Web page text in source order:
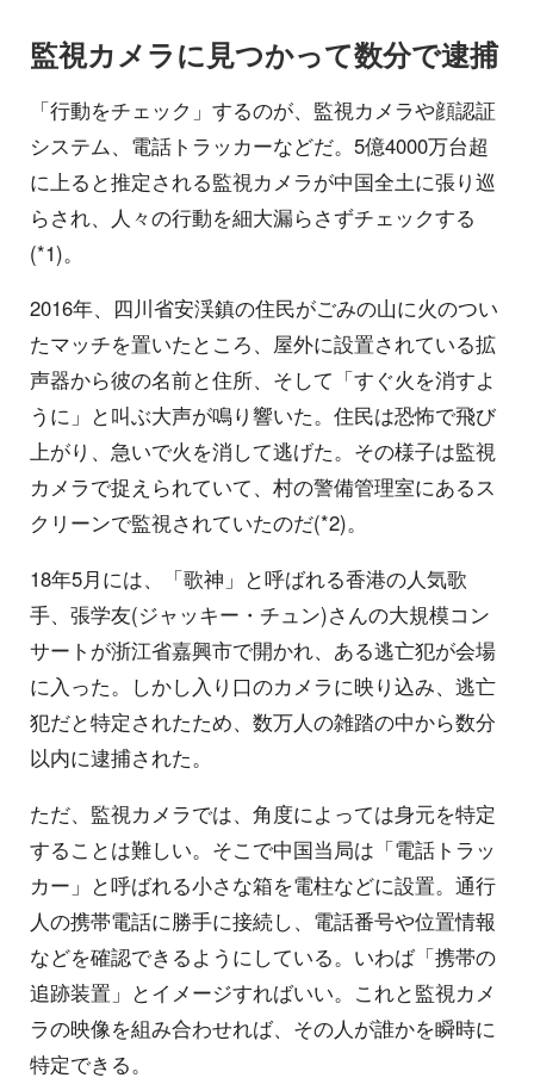
監視カメラに見つかって数分で逮捕
「行動をチェック」するのが、監視カメラや顔認証
システム、電話トラッカーなどだ。5億4000万台超
に上ると推定される監視カメラが中国全土に張り巡
らされ、人々の行動を細大漏らさずチェックする
(*1)。
2016年、四川省安渓鎮の住民がごみの山に火のつい
たマッチを置いたところ、屋外に設置されている拡
声器から彼の名前と住所、そして「すぐ火を消すよ
うに」と叫ぶ大声が鳴り響いた。住民は恐怖で飛び
上がり、急いで火を消して逃げた。その様子は監視
カメラで捉えられていて、村の警備管理室にあるス
クリーンで監視されていたのだ(*2)。
18年5月には、「歌神」と呼ばれる香港の人気歌
手、張学友(ジャッキー・チュン)さんの大規模コン
サートが浙江省嘉興市で開かれ、ある逃亡犯が会場
に入った。しかし入り口のカメラに映り込み、逃亡
犯だと特定されたため、数万人の雑踏の中から数分
以内に逮捕された。
ただ、監視カメラでは、角度によっては身元を特定
することは難しい。そこで中国当局は「電話トラッ
カー」と呼ばれる小さな箱を電柱などに設置。通行
人の携帯電話に勝手に接続し、電話番号や位置情報
などを確認できるようにしている。いわば「携帯の
追跡装置」とイメージすればいい。これと監視カメ
ラの映像を組み合わせれば、その人が誰かを瞬時に
特定できる。